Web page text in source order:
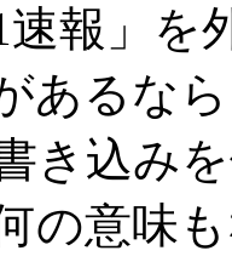
報」を
あるな
き込み
の意味